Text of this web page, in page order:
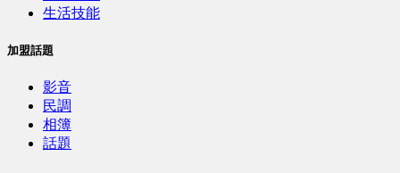
生活技能
加盟話題
影音
民調
相簿
話題